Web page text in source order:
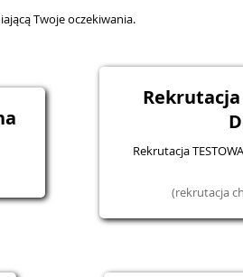
Twoje oczekiwania.
Rekrutacja
Rekrutacja
(rekrutacja